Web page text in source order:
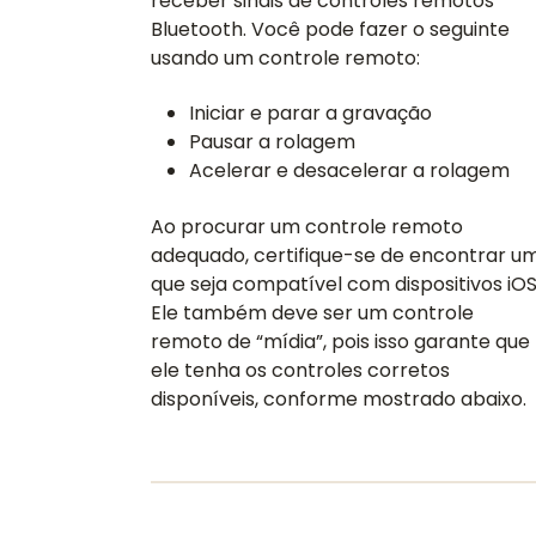
Bluetooth. Você pode fazer o seguinte
usando um controle remoto:
Iniciar e parar a gravação
Pausar a rolagem
Acelerar e desacelerar a rolagem
Ao procurar um controle remoto
adequado, certifique-se de encontrar
que seja compatível com dispositivos
Ele também deve ser um controle
remoto de “mídia”, pois isso garante que
ele tenha os controles corretos
disponíveis, conforme mostrado abaixo.